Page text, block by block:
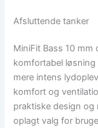
Afsluttende tanker
MiniFit Bass 10 mm
komfortabel løsning
mere intens
komfort og
praktiske design og
oplagt valg for